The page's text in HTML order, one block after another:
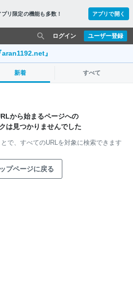
プリ限定の機能も多数！ アプリで開く
ユーザー登録
ログイン
aran1192.net』
新着 すべて
から始まるページへの
は見つかりませんでした
で、 すべてのURLを対象に検索できます
プページに戻る